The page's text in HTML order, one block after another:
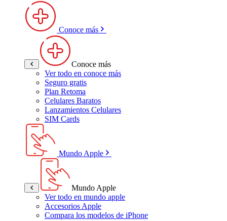
Conoce más
Conoce más
Ver todo en conoce más
Seguro gratis
Plan Retoma
Celulares Baratos
Lanzamientos Celulares
SIM Cards
Mundo Apple
Mundo Apple
Ver todo en mundo apple
Accesorios Apple
Compara los modelos de iPhone